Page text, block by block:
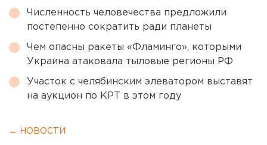
Численность человечества предложили
постепенно сократить ради планеты
Чем опасны ракеты «Фламинго», которыми
Украина атаковала тыловые регионы РФ
Участок с челябинским элеватором выставят
на аукцион по КРТ в этом году
← НОВОСТИ